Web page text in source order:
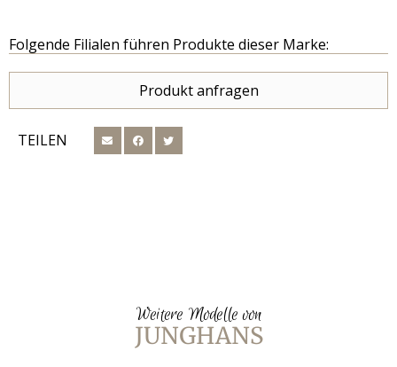
Folgende Filialen führen Produkte dieser Marke:
Produkt anfragen
TEILEN
Weitere Modelle von
JUNGHANS